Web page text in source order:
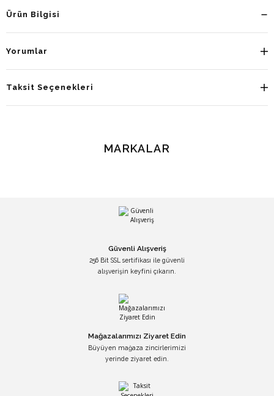
Ürün Bilgisi
Yorumlar
Taksit Seçenekleri
MARKALAR
Güvenli Alışveriş
256 Bit SSL sertifikası ile güvenli
alışverişin keyfini çıkarın.
Mağazalarımızı Ziyaret Edin
Büyüyen mağaza zincirlerimizi
yerinde ziyaret edin.